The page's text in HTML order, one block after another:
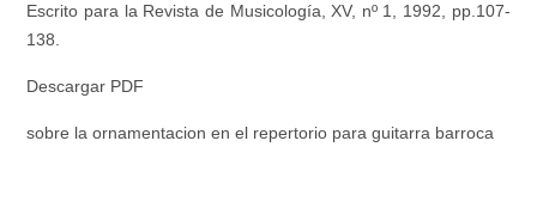
Área personal Reproductor
Escrito para la Revista de Musicología, XV, nº 1, 1992, pp.107-
138.
Descargar PDF
sobre la ornamentacion en el repertorio para guitarra barroca